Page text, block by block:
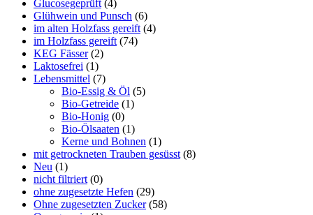
Glucosegeprüft (4)
Glühwein und Punsch (6)
im alten Holzfass gereift (4)
im Holzfass gereift (74)
KEG Fässer (2)
Laktosefrei (1)
Lebensmittel (7)
Bio-Essig & Öl (5)
Bio-Getreide (1)
Bio-Honig (0)
Bio-Ölsaaten (1)
Kerne und Bohnen (1)
mit getrockneten Trauben gesüsst (8)
Neu (1)
nicht filtriert (0)
ohne zugesetzte Hefen (29)
Ohne zugesetzten Zucker (58)